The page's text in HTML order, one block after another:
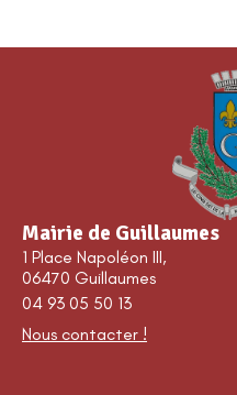
Mairie de Guillaumes
1 Place Napoléon III,
06470 Guillaumes
04 93 05 50 13
Nous contacter !